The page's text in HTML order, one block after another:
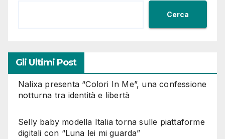
Cerca
Gli Ultimi Post
Nalixa presenta “Colori In Me”, una confessione
notturna tra identità e libertà
Selly baby modella Italia torna sulle piattaforme
digitali con “Luna lei mi guarda”